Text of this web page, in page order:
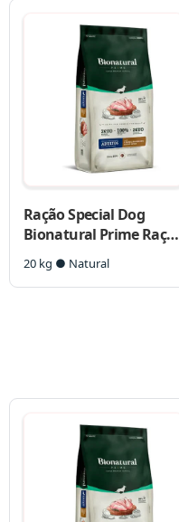
Ração Special Dog
Bionatural Prime Raças
Médias e Grandes AD
Frango
20 kg ● Natural